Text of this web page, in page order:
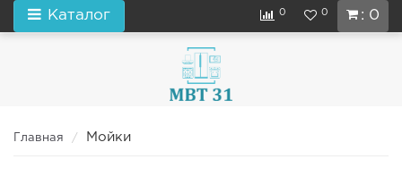
: 0
Каталог 0 0
Главная Мойки